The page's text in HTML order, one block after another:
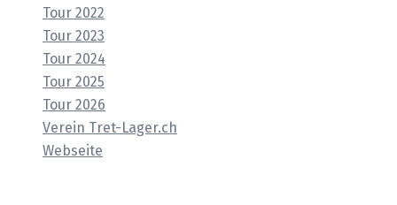
Tour 2022
Tour 2023
Tour 2024
Tour 2025
Tour 2026
Verein Tret-Lager.ch
Webseite